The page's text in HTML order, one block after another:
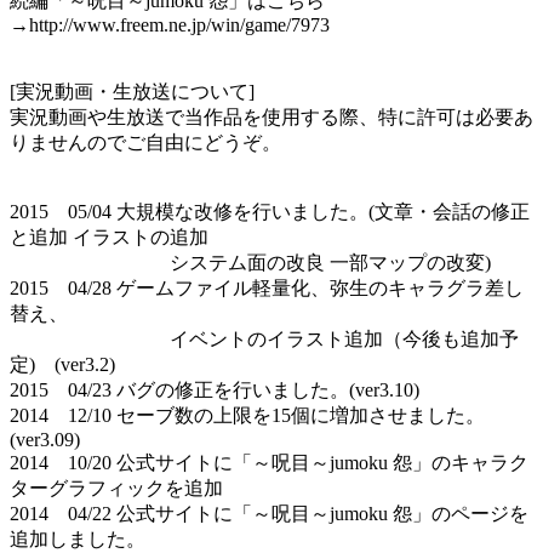
→http://www.freem.ne.jp/win/game/7973
[実況動画・生放送について]
実況動画や生放送で当作品を使用する際、特に許可は必要あ
りませんのでご自由にどうぞ。
2015 05/04 大規模な改修を行いました。(文章・会話の修正
と追加 イラストの追加
システム面の改良 一部マップの改変)
2015 04/28 ゲームファイル軽量化、弥生のキャラグラ差し
替え、
イベントのイラスト追加（今後も追加予
定) (ver3.2)
2015 04/23 バグの修正を行いました。(ver3.10)
2014 12/10 セーブ数の上限を15個に増加させました。
(ver3.09)
2014 10/20 公式サイトに「～呪目～jumoku 怨」のキャラク
ターグラフィックを追加
2014 04/22 公式サイトに「～呪目～jumoku 怨」のページを
追加しました。